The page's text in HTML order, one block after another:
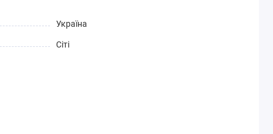
Україна
Сіті